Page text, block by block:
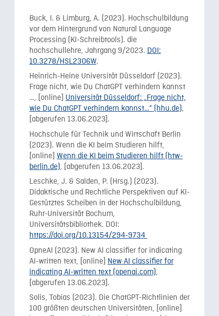
Buck, I. & Limburg, A. (2023). Hochschulbildung
vor dem Hintergrund von Natural Language
Processing (KI-Schreibtools). die
hochschullehre, Jahrgang 9/2023. DOI:
10.3278/HSL2306W.
Heinrich-Heine Universität Düsseldorf (2023).
Frage nicht, wie Du ChatGPT verhindern kannst
…, [online] Universität Düsseldorf: „Frage nicht,
wie Du ChatGPT verhindern kannst…“ (hhu.de),
[abgerufen 13.06.2023].
Hochschule für Technik und Wirtschaft Berlin
(2023). Wenn die KI beim Studieren hilft,
[online] Wenn die KI beim Studieren hilft (htw-
berlin.de), [abgerufen 13.06.2023].
Leschke, J. & Salden, P. (Hrsg.) (2023).
Didaktische und Rechtliche Perspektiven auf KI-
Gestütztes Scheiben in der Hochschulbildung,
Ruhr-Universität Bochum,
Universitätsbibliothek. DOI:
https://doi.org/10.13154/294-9734
OpneAI (2023). New AI classifier for indicating
AI-written text, [online] New AI classifier for
indicating AI-written text (openai.com),
[abgerufen 13.06.2023].
Solis, Tobias (2023). Die ChatGPT-Richtlinien der
100 größten deutschen Universitäten, [online]